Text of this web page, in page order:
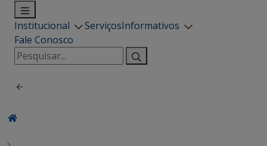
Institucional ServiçosInformativos
Fale Conosco
Pesquisar
por: